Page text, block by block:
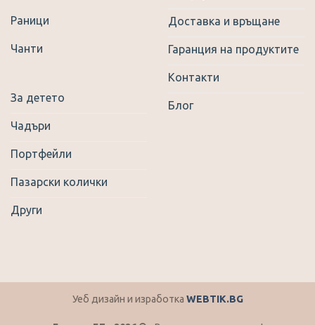
Раници
Чанти
За детето
Чадъри
Портфейли
Пазарски колички
Други
Доставка и връщане
Гаранция на продуктите
Контакти
Блог
Уеб дизайн и изработка WEBTIK.BG